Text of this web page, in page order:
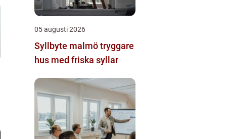
05 augusti 2026
Syllbyte malmö tryggare
hus med friska syllar